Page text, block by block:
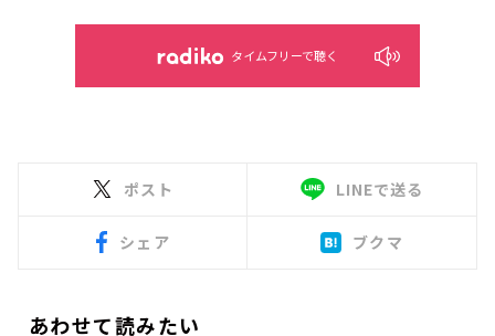
タイムフリーで聴く
ポスト LINEで送る
シェア ブクマ
あわせて読みたい